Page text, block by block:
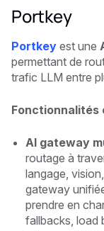
Portkey
Portkey est une
permettant de
trafic LLM entre
Fonctionnalités
AI gateway
routage à
langage,
gateway
prendre en
fallbacks, load